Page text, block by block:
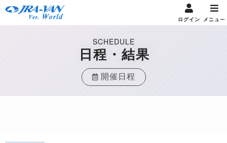
ログイン メニュー
SCHEDULE
日程・結果
開催日程